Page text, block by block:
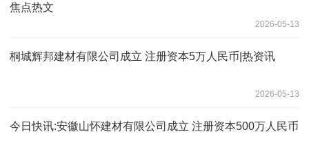
焦点热文
2026-05-13
桐城辉邦建材有限公司成立 注册资本5万人民币|热资讯
2026-05-13
今日快讯:安徽山怀建材有限公司成立 注册资本500万人民币